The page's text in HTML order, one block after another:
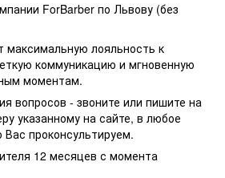
ForBarber по Львову (без
максимальную лояльность к
коммуникацию и мгновенную
моментам.
вопросов - звоните или пишите на
указанному на сайте, в любое
проконсультируем.
12 месяцев с момента